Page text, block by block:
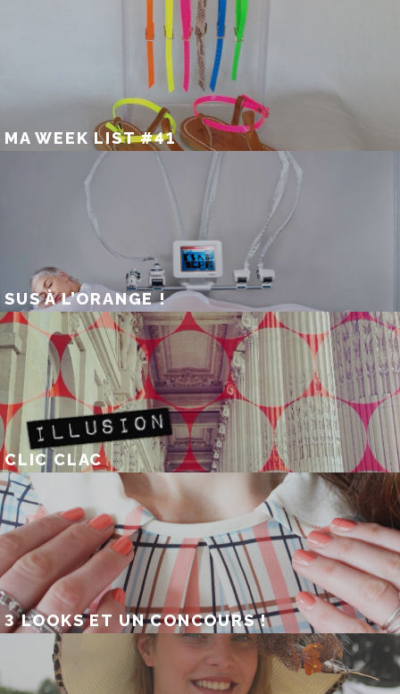
MA WEEK LIST #41
SUS À L’ORANGE !
CLIC CLAC
3 LOOKS ET UN CONCOURS !